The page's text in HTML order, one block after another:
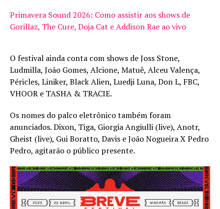
Primavera Sound 2026: Como assistir aos shows de
Gorillaz, The Cure, Doja Cat e Addison Rae ao vivo
O festival ainda conta com shows de Joss Stone,
Ludmilla, João Gomes, Alcione, Matuê, Alceu Valença,
Péricles, Liniker, Black Alien, Luedji Luna, Don L, FBC,
VHOOR e TASHA & TRACIE.
Os nomes do palco eletrônico também foram
anunciados. Dixon, Tiga, Giorgia Angiulli (live), Anotr,
Gheist (live), Gui Boratto, Davis e João Nogueira X Pedro
Pedro, agitarão o público presente.